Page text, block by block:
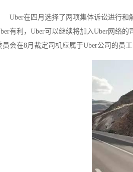
Uber在四月选择了两项集体诉讼进行
有利，Uber可以继续将加入Uber网络
员会在8月裁定司机应属于Uber公司的员